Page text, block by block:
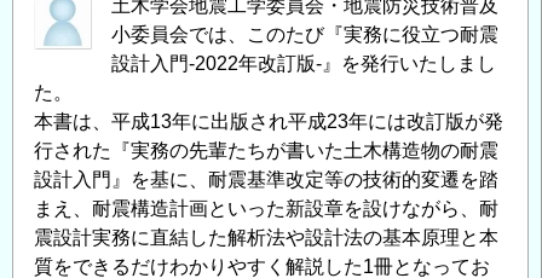
オ
イ
ン
開
催
＞
の
土木学会地震工学委員会・地震防災技術普及
小委員会では、このたび『実務に役立つ耐震
設計入門-2022年改訂版-』を発行いたしまし
た。
本書は、平成13年に出版され平成23年には改訂版が発
行された『実務の先輩たちが書いた土木構造物の耐震
設計入門』を基に、耐震基準改定等の技術的変遷を踏
まえ、耐震構造計画といった新設章を設けながら、耐
震設計実務に直結した解析法や設計法の基本原理と本
質をできるだけわかりやすく解説した1冊となってお